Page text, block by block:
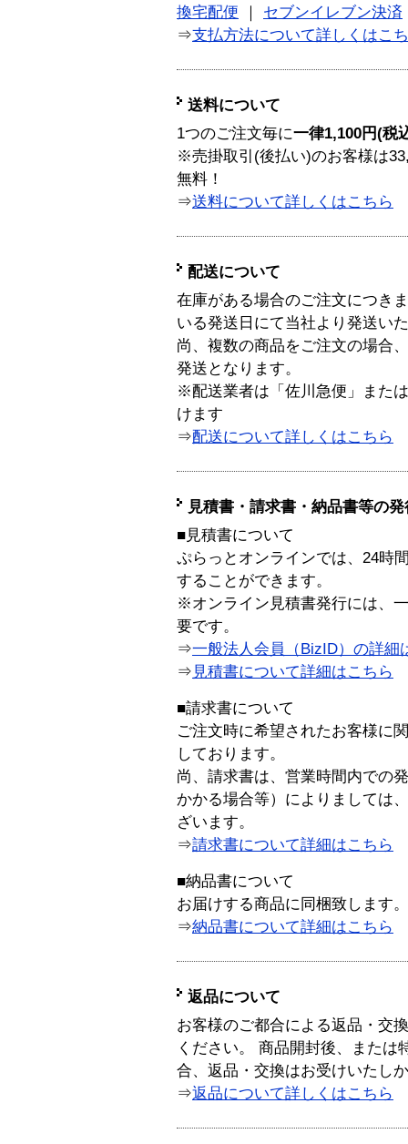
換宅配便
セブンイレブン決済
⇒支払方法について詳しくはこ
送料について
1つのご注文毎に一律1,100円(税
※売掛取引(後払い)のお客様は
無料！
⇒送料について詳しくはこちら
配送について
在庫がある場合のご注文につき
いる発送日にて当社より発送い
尚、複数の商品をご注文の場合
発送となります。
※配送業者は「佐川急便」また
けます
⇒配送について詳しくはこちら
見積書・請求書・納品書等の
■見積書について
ぷらっとオンラインでは、24時
することができます。
※オンライン見積書発行には、
要です。
⇒一般法人会員（BizID）の詳細
⇒ 見積書について詳細はこちら
■請求書について
ご注文時に希望されたお客様に
しております。
尚、請求書は、営業時間内での
かかる場合等）によりましては
ざいます。
⇒請求書について詳細はこちら
■納品書について
お届けする商品に同梱致します。
⇒納品書について詳細はこちら
返品について
お客様のご都合による返品・交
ください。 商品開封後、または
合、返品・交換はお受けいたし
⇒返品について詳しくはこちら